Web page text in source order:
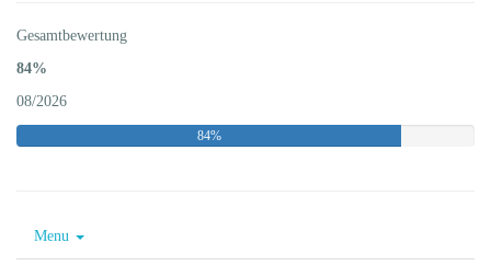
Gesamtbewertung
84%
08/2026
84%
Menu